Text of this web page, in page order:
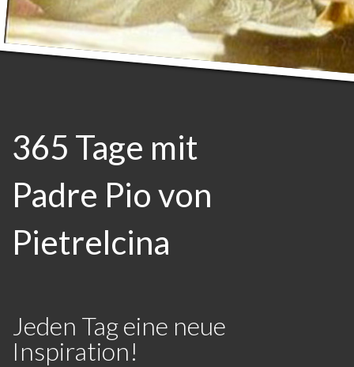
365 Tage mit
Padre Pio von
Pietrelcina
Jeden Tag eine neue
Inspiration!